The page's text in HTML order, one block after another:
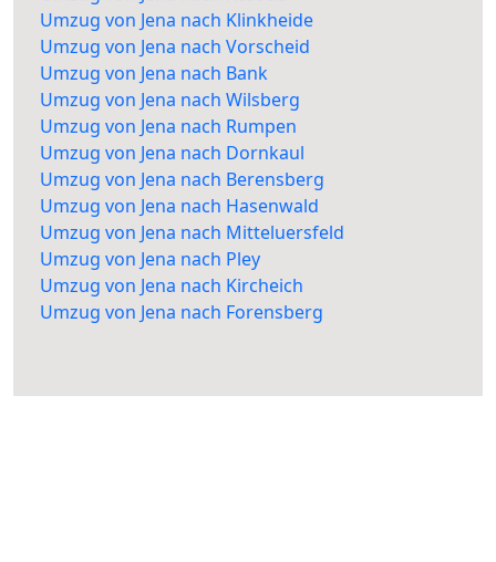
Umzug von Jena nach Klinkheide
Umzug von Jena nach Vorscheid
Umzug von Jena nach Bank
Umzug von Jena nach Wilsberg
Umzug von Jena nach Rumpen
Umzug von Jena nach Dornkaul
Umzug von Jena nach Berensberg
Umzug von Jena nach Hasenwald
Umzug von Jena nach Mitteluersfeld
Umzug von Jena nach Pley
Umzug von Jena nach Kircheich
Umzug von Jena nach Forensberg